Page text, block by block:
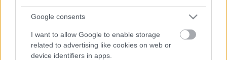
Google consents
I want to allow Google to enable storage
related to advertising like cookies on web or
device identifiers in apps.